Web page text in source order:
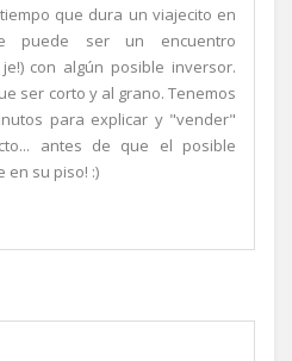
que dura un viajecito en
puede ser un encuentro
con algún posible inversor.
ser corto y al grano. Tenemos
para explicar y "vender"
antes de que el posible
en su piso! :)